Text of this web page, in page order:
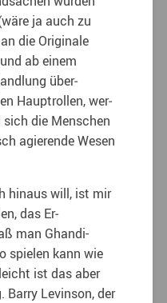
ja auch zu
die Originale
ab einem
über­
Hauptrollen, wer­
die Menschen
agierende Wesen
hinaus will, ist mir
das Er­
man Ghandi-
spielen kann wie
ist das aber
Levinson, der